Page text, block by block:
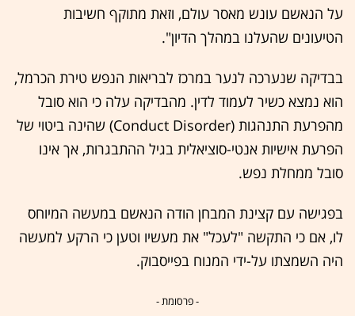
על הנאשם עונש מאסר עולם, וזאת מתוקף חשיבות
הטיעונים שהעלנו במהלך הדיון".
בבדיקה שנערכה לנער במרכז לבריאות הנפש טירת הכרמל,
הוא נמצא כשיר לעמוד לדין. מהבדיקה עלה כי הוא סובל
מהפרעת התנהגות (Conduct Disorder) שהינה ביטוי של
הפרעת אישיות אנטי-סוציאלית בגיל ההתבגרות, אך אינו
סובל ממחלת נפש.
בפגישה עם קצינת המבחן הודה הנאשם במעשה המיוחס
לו, אם כי התקשה "לעכל" את מעשיו וטען כי הרקע למעשה
היה השמצתו על-ידי המנוח בפייסבוק.
- פרסומת -